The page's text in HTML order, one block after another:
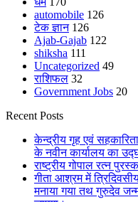
automobile 126
टेक ज्ञान 126
Ajab-Gajab 122
shiksha 111
Uncategorized 49
राशिफल 32
Government Jobs 20
Recent Posts
केन्द्रीय गृह एवं
के नवीन कार्यालय का
राष्ट्रीय गोपाल रत्न
गीता आश्रम में
मनाया गया तथ गुरुदेव